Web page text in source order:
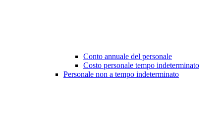
Conto annuale del personale
Costo personale tempo indeterminato
Personale non a tempo indeterminato